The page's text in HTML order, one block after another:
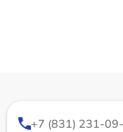
+7 (831) 231-